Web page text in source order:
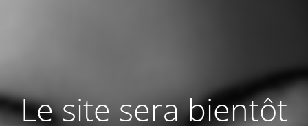
Le site sera bientôt